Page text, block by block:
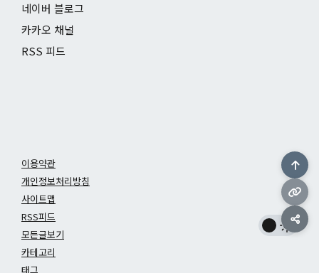
네이버 블로그
카카오 채널
RSS 피드
이용약관
개인정보처리방침
사이트맵
RSS피드
모든글보기
카테고리
태그